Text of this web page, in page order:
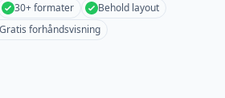
30+ formater
Behold layout
Gratis forhåndsvisning